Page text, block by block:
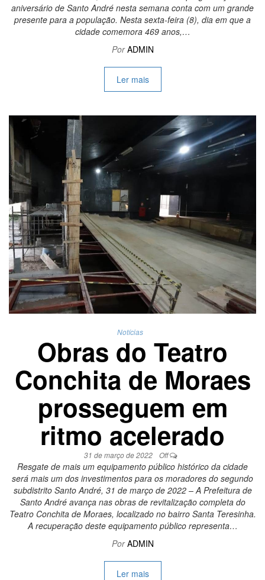
aniversário de Santo André nesta semana conta com um grande
presente para a população. Nesta sexta-feira (8), dia em que a
cidade comemora 469 anos,…
Por ADMIN
Ler mais
Notícias
Obras do Teatro
Conchita de Moraes
prosseguem em
ritmo acelerado
31 de março de 2022 Off
Resgate de mais um equipamento público histórico da cidade
será mais um dos investimentos para os moradores do segundo
subdistrito Santo André, 31 de março de 2022 – A Prefeitura de
Santo André avança nas obras de revitalização completa do
Teatro Conchita de Moraes, localizado no bairro Santa Teresinha.
A recuperação deste equipamento público representa…
Por ADMIN
Ler mais